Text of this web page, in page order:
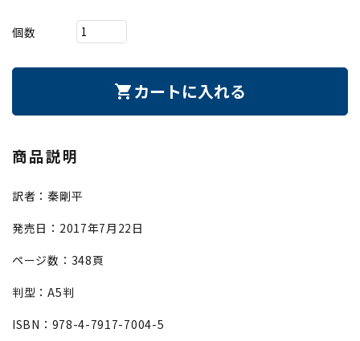
個数
shopping_cart カートに入れる
商品説明
訳者：秦剛平
発売日：2017年7月22日
ページ数：348頁
判型：A5判
ISBN：978-4-7917-7004-5